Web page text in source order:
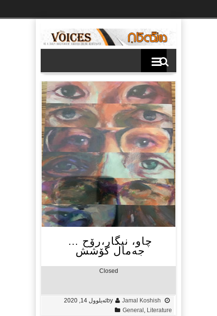
چاو، نیگار،رۆح …
جەمال کۆشش
Closed
by Jamal Koshish
ئەیلوول 14, 2020
General Literature